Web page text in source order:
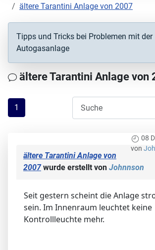
ältere Tarantini Anlage von 2007
Tipps und Tricks bei Problemen mit der
Autogasanlage
ältere Tarantini Anlage von
1
08
von
ältere Tarantini Anlage von
2007wurde erstellt von Johnnson
Seit gestern scheint die Anlage
sein. Im Innenraum leuchtet keine
Kontrollleuchte mehr.